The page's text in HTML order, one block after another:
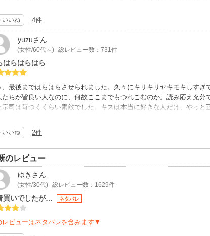
ト、堰を切ったように10年越しの想いが溢れだしてのＨシーンがリア
りにも想いが強すぎて、手が震えてネクタイは解けないわ、服は脱げ
もイッちゃうわ…
にＨするより切迫感が伝わってきました?
ぱり大和センセは素晴らしいデス?
に抱かれるか宗司に気持ちを伝えるかの場面でも、自分の気持ちを
から滑り落ちる携帯がセツナイを越えて痛々しかったです?
共が届かない(届けられない)想いを抱えながら好きな人の幸せを願う。
なるのか最後までドキドキさせられました。
ーリー重視でＨはほとんどないです。
いいね 4件
yuzuさん
(女性/60代～) 総レビュー数：731件
はらはらはら
、最後まではらはらさせられました。久々にキリキリヤキモキしす
たちが皆良い人なのに、何故ここまでもつれこむのか。読み応え充
宗司は苛つくくらい素敵でした。キスは本当に好きな人だけ、やっ
裏切らない作者さんにありがとうございます。
いいね 2件
のレビュー
ゆき さん
(女性/30代) 総レビュー数：1629件
買いでしたが… ネタバレ
レビューはネタバレを含みます▼